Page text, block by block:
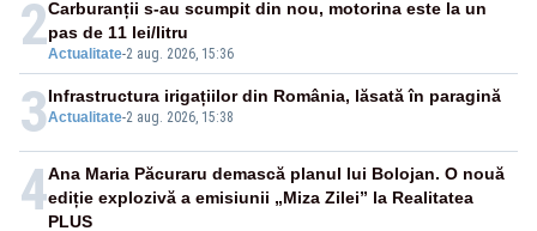
2Actualitate-2 aug. 2026, 15:36
Carburanții s-au scumpit din nou, motorina este la un
pas de 11 lei/litru
3Actualitate-2 aug. 2026, 15:38
Infrastructura irigațiilor din România, lăsată în paragină
4Ana Maria Păcuraru demască planul lui Bolojan. O nouă
ediție explozivă a emisiunii „Miza Zilei” la Realitatea
PLUS